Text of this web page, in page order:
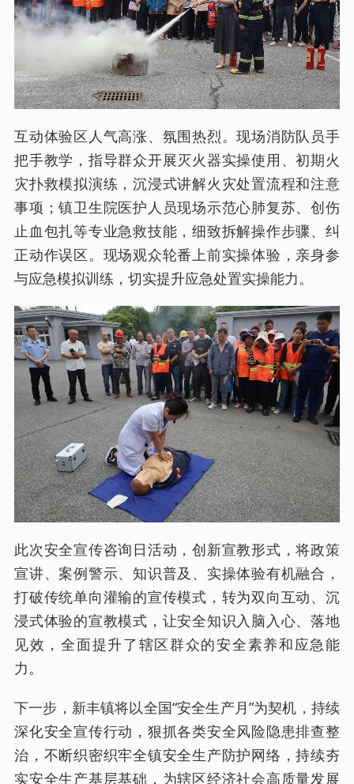
互动体验区人气高涨、氛围热烈。现场消防队员手
把手教学，指导群众开展灭火器实操使用、初期火
灾扑救模拟演练，沉浸式讲解火灾处置流程和注意
事项；镇卫生院医护人员现场示范心肺复苏、创伤
止血包扎等专业急救技能，细致拆解操作步骤、纠
正动作误区。现场观众轮番上前实操体验，亲身参
与应急模拟训练，切实提升应急处置实操能力。
此次安全宣传咨询日活动，创新宣教形式，将政策
宣讲、案例警示、知识普及、实操体验有机融合，
打破传统单向灌输的宣传模式，转为双向互动、沉
浸式体验的宣教模式，让安全知识入脑入心、落地
见效，全面提升了辖区群众的安全素养和应急能
力。
下一步，新丰镇将以全国“安全生产月”为契机，持续
深化安全宣传行动，狠抓各类安全风险隐患排查整
治，不断织密织牢全镇安全生产防护网络，持续夯
实安全生产基层基础，为辖区经济社会高质量发展